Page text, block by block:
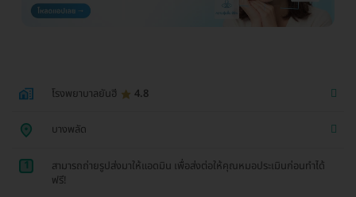
โรงพยาบาลยันฮี 4.8
บางพลัด
1
สามารถถ่ายรูปส่งมาให้แอดมิน เพื่อส่งต่อให้คุณหมอประเมินก่อนทำได้
ฟรี!